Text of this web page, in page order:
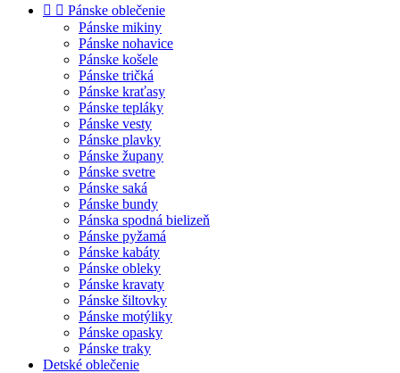
  Pánske oblečenie
Pánske mikiny
Pánske nohavice
Pánske košele
Pánske tričká
Pánske kraťasy
Pánske tepláky
Pánske vesty
Pánske plavky
Pánske župany
Pánske svetre
Pánske saká
Pánske bundy
Pánska spodná bielizeň
Pánske pyžamá
Pánske kabáty
Pánske obleky
Pánske kravaty
Pánske šiltovky
Pánske motýliky
Pánske opasky
Pánske traky
Detské oblečenie